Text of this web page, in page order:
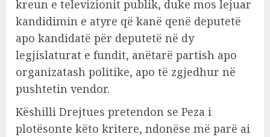
kreun e televizionit publik, duke mos lejuar
kandidimin e atyre që kanë qenë deputetë
apo kandidatë për deputetë në dy
legjislaturat e fundit, anëtarë partish apo
organizatash politike, apo të zgjedhur në
pushtetin vendor.
Këshilli Drejtues pretendon se Peza i
plotësonte këto kritere, ndonëse më parë ai